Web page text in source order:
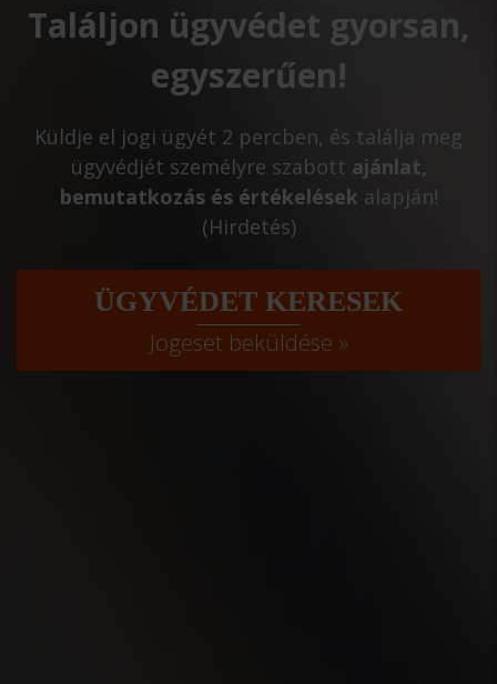
Találjon ügyvédet gyorsan,
egyszerűen!
Küldje el jogi ügyét 2 percben, és találja meg
ügyvédjét személyre szabott ajánlat,
bemutatkozás és értékelések alapján!
(Hirdetés)
ÜGYVÉDET KERESEK
Jogeset beküldése »